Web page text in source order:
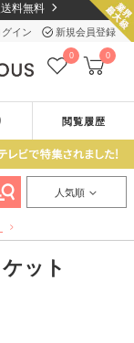
料無料
グイン 新規会員登録
0 0
閲覧履歴
人気順
ット